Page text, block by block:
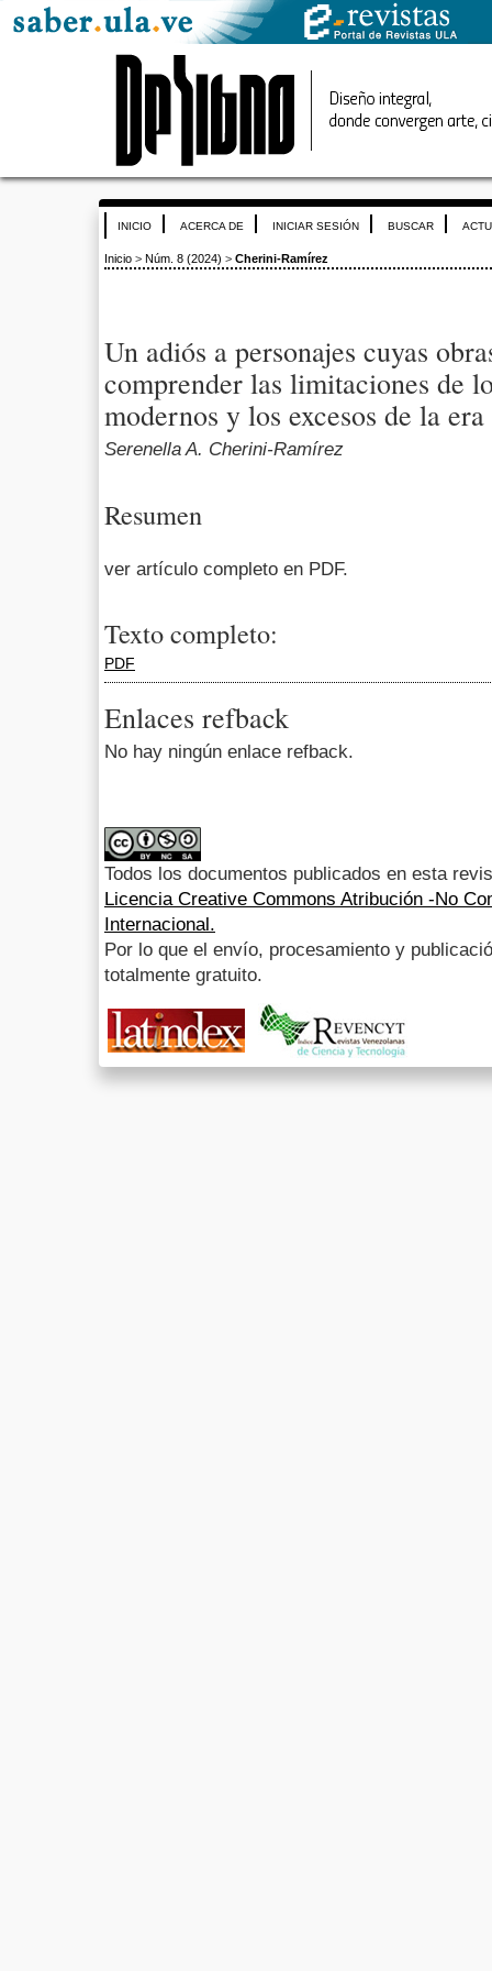
INICIO ACERCA DE INICIAR SESIÓN BUSCAR
Inicio > Núm. 8 (2024) > Cherini-Ramírez
Un adiós a personajes cuyas
comprender las limitaciones de
modernos y los excesos de la
Serenella A. Cherini-Ramírez
Resumen
ver artículo completo en PDF.
Texto completo:
PDF
Enlaces refback
No hay ningún enlace refback.
Todos los documentos publicados en esta
Licencia Creative Commons Atribución -No
Internacional.
Por lo que el envío, procesamiento y
totalmente gratuito.